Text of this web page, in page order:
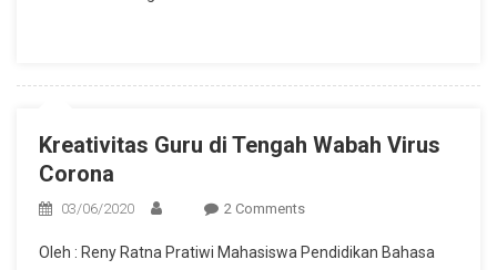
Ujian
Kreativitas Guru di Tengah Wabah Virus
Corona
03/06/2020 2 CommentsOn
Guru
Oleh : Reny Ratna Pratiwi Mahasiswa Pendidikan Bahasa